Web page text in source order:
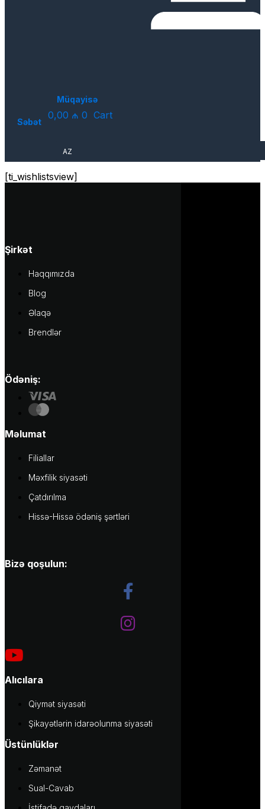
Müqayisə
0,00 ₼ 0 Cart
Səbət
AZ
[ti_wishlistsview]
Şirkət
Haqqımızda
Blog
Əlaqə
Brendlər
Ödəniş:
Məlumat
Filiallar
Məxfilik siyasəti
Çatdırılma
Hissə-Hissə ödəniş şərtləri
Bizə qoşulun:
Alıcılara
Qiymət siyasəti
Şikayətlərin idarəolunma siyasəti
Üstünlüklər
Zəmanət
Sual-Cavab